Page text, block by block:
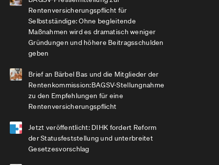
Rentenversicherungspflicht für
Selbstständige: Ohne begleitende
Maßnahmen wird es dramatisch weniger
Gründungen und höhere Beitragsschulden
geben
Brief an Bärbel Bas und die Mitglieder der
Rentenkommission:BAGSV-Stellungnahme
zu den Empfehlungen für eine
Rentenversicherungspflicht
Jetzt veröffentlicht: DIHK fordert Reform
der Statusfeststellung und unterbreitet
Gesetzesvorschlag